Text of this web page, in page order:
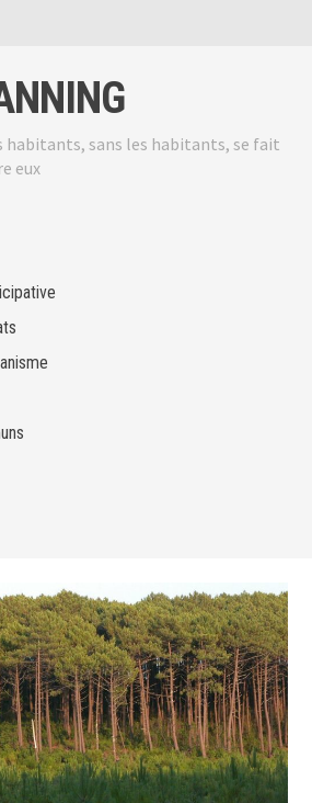
habitants, sans les habitants, se fait
eux